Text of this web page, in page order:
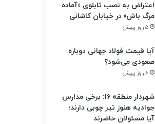
اعتراض به نصب تابلوی «آماده
مرگ باش» در خیابان کاشانی
۵ روز پیش
آیا قیمت فولاد جهانی دوباره
صعودی می‌شود؟
۶ روز پیش
شهردار منطقه ۱۶: برخی مدارس
جوادیه هنوز تیر چوبی دارند؛
آیا مسئولان حاضرند